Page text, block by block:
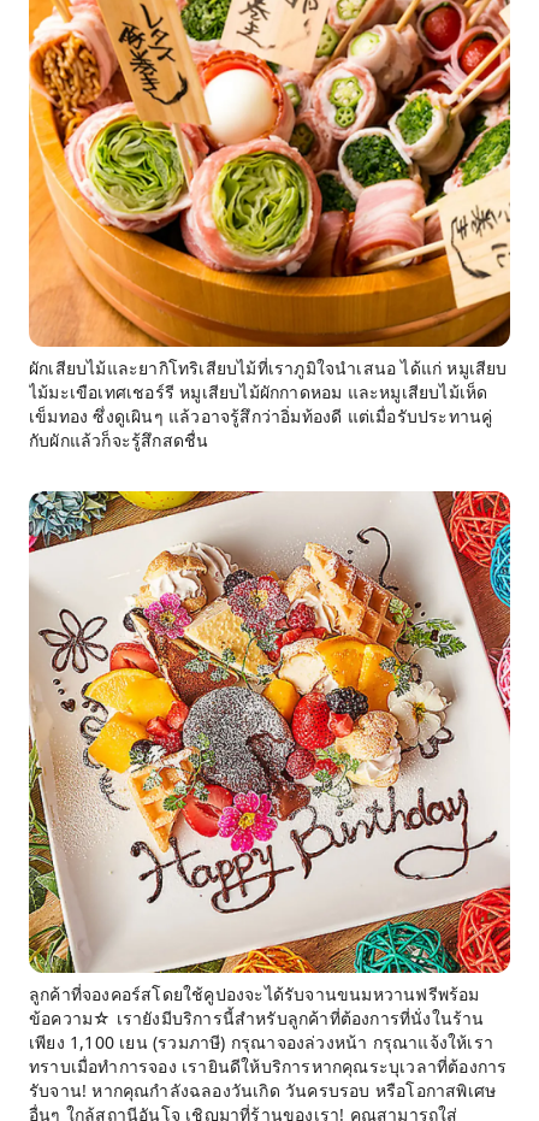
ผักเสียบไม้และยากิโทริเสียบไม้ที่เราภูมิใจนำเสนอ ได้แก่ หมูเสียบ
ไม้มะเขือเทศเชอร์รี หมูเสียบไม้ผักกาดหอม และหมูเสียบไม้เห็ด
เข็มทอง ซึ่งดูเผินๆ แล้วอาจรู้สึกว่าอิ่มท้องดี แต่เมื่อรับประทานคู่
กับผักแล้วก็จะรู้สึกสดชื่น
ลูกค้าที่จองคอร์สโดยใช้คูปองจะได้รับจานขนมหวานฟรีพร้อม
ข้อความ☆ เรายังมีบริการนี้สำหรับลูกค้าที่ต้องการที่นั่งในร้าน
เพียง 1,100 เยน (รวมภาษี) กรุณาจองล่วงหน้า กรุณาแจ้งให้เรา
ทราบเมื่อทำการจอง เรายินดีให้บริการหากคุณระบุเวลาที่ต้องการ
รับจาน! หากคุณกำลังฉลองวันเกิด วันครบรอบ หรือโอกาสพิเศษ
อื่นๆ ใกล้สถานีอันโจ เชิญมาที่ร้านของเรา! คุณสามารถใส่